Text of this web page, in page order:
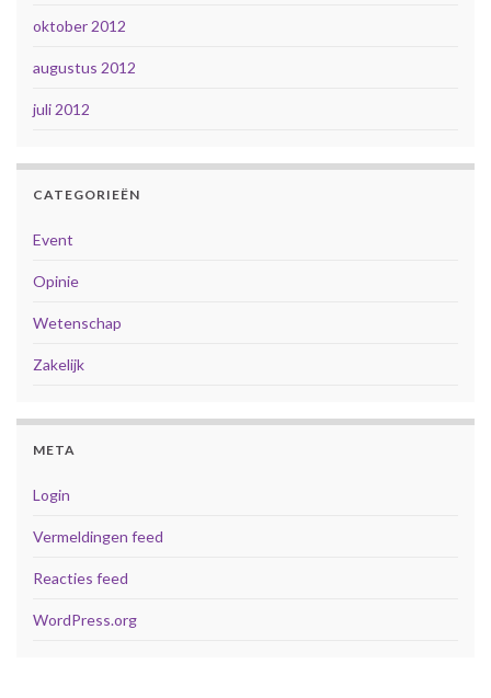
oktober 2012
augustus 2012
juli 2012
CATEGORIEËN
Event
Opinie
Wetenschap
Zakelijk
META
Login
Vermeldingen feed
Reacties feed
WordPress.org